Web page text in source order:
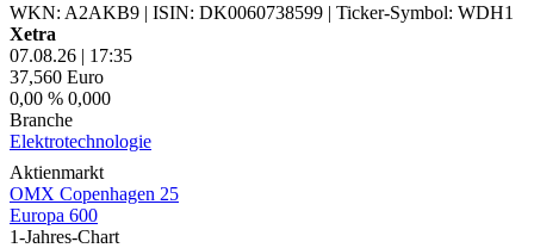
WKN: A2AKB9 | ISIN: DK0060738599 | Ticker-Symbol: WDH1
Xetra
07.08.26 | 17:35
37,560 Euro
0,00 % 0,000
Branche
Elektrotechnologie
Aktienmarkt
OMX Copenhagen 25
Europa 600
1-Jahres-Chart